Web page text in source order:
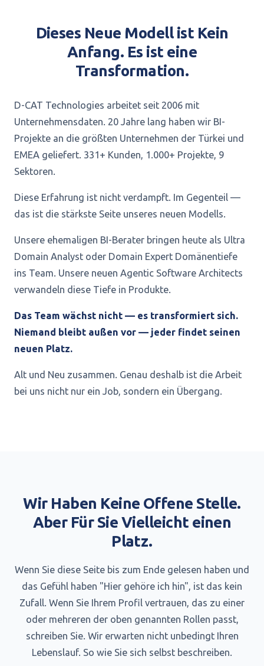
Dieses Neue Modell ist Kein
Anfang. Es ist eine
Transformation.
D-CAT Technologies arbeitet seit 2006 mit
Unternehmensdaten. 20 Jahre lang haben wir BI-
Projekte an die größten Unternehmen der Türkei und
EMEA geliefert. 331+ Kunden, 1.000+ Projekte, 9
Sektoren.
Diese Erfahrung ist nicht verdampft. Im Gegenteil —
das ist die stärkste Seite unseres neuen Modells.
Unsere ehemaligen BI-Berater bringen heute als Ultra
Domain Analyst oder Domain Expert Domänentiefe
ins Team. Unsere neuen Agentic Software Architects
verwandeln diese Tiefe in Produkte.
Das Team wächst nicht — es transformiert sich.
Niemand bleibt außen vor — jeder findet seinen
neuen Platz.
Alt und Neu zusammen. Genau deshalb ist die Arbeit
bei uns nicht nur ein Job, sondern ein Übergang.
Wir Haben Keine Offene Stelle.
Aber Für Sie Vielleicht einen
Platz.
Wenn Sie diese Seite bis zum Ende gelesen haben und
das Gefühl haben "Hier gehöre ich hin", ist das kein
Zufall. Wenn Sie Ihrem Profil vertrauen, das zu einer
oder mehreren der oben genannten Rollen passt,
schreiben Sie. Wir erwarten nicht unbedingt Ihren
Lebenslauf. So wie Sie sich selbst beschreiben.